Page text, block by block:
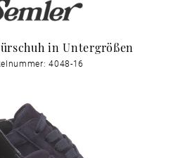
in Untergrößen
4048-16